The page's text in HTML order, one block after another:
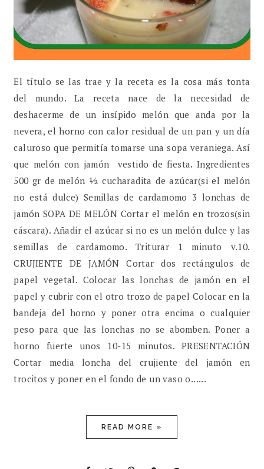
El título se las trae y la receta es la cosa más tonta
del mundo. La receta nace de la necesidad de
deshacerme de un insípido melón que anda por la
nevera, el horno con calor residual de un pan y un día
caluroso que permitía tomarse una sopa veraniega. Así
que melón con jamón vestido de fiesta. Ingredientes
500 gr de melón ½ cucharadita de azúcar(si el melón
no está dulce) Semillas de cardamomo 3 lonchas de
jamón SOPA DE MELÓN Cortar el melón en trozos(sin
cáscara). Añadir el azúcar si no es un melón dulce y las
semillas de cardamomo. Triturar 1 minuto v.10.
CRUJIENTE DE JAMÓN Cortar dos rectángulos de
papel vegetal. Colocar las lonchas de jamón en el
papel y cubrir con el otro trozo de papel Colocar en la
bandeja del horno y poner otra encima o cualquier
peso para que las lonchas no se abomben. Poner a
horno fuerte unos 10-15 minutos. PRESENTACIÓN
Cortar media loncha del crujiente del jamón en
trocitos y poner en el fondo de un vaso o......
READ MORE »